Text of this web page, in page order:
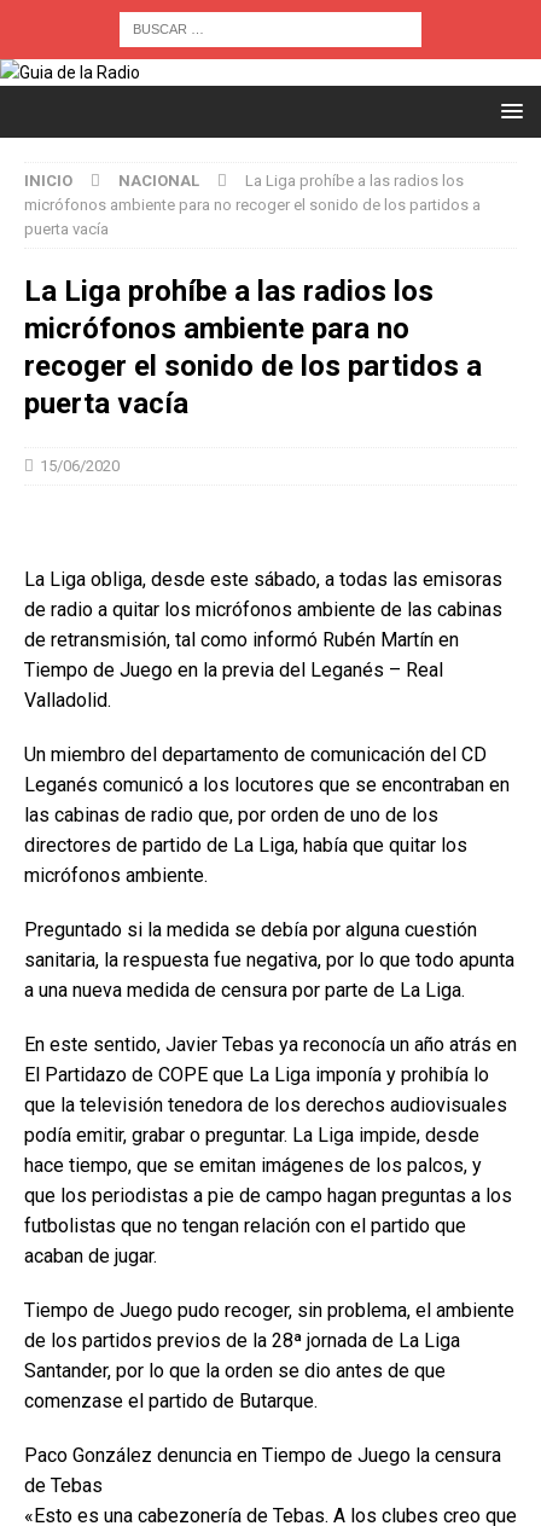
INICIO NACIONAL
La Liga prohíbe a las radios los
micrófonos ambiente para no recoger el sonido de los partidos a
puerta vacía
La Liga prohíbe a las radios los
micrófonos ambiente para no
recoger el sonido de los partidos a
puerta vacía
15/06/2020
La Liga obliga, desde este sábado, a todas las emisoras
de radio a quitar los micrófonos ambiente de las cabinas
de retransmisión, tal como informó Rubén Martín en
Tiempo de Juego en la previa del Leganés – Real
Valladolid.
Un miembro del departamento de comunicación del CD
Leganés comunicó a los locutores que se encontraban en
las cabinas de radio que, por orden de uno de los
directores de partido de La Liga, había que quitar los
micrófonos ambiente.
Preguntado si la medida se debía por alguna cuestión
sanitaria, la respuesta fue negativa, por lo que todo apunta
a una nueva medida de censura por parte de La Liga.
En este sentido, Javier Tebas ya reconocía un año atrás en
El Partidazo de COPE que La Liga imponía y prohibía lo
que la televisión tenedora de los derechos audiovisuales
podía emitir, grabar o preguntar. La Liga impide, desde
hace tiempo, que se emitan imágenes de los palcos, y
que los periodistas a pie de campo hagan preguntas a los
futbolistas que no tengan relación con el partido que
acaban de jugar.
Tiempo de Juego pudo recoger, sin problema, el ambiente
de los partidos previos de la 28ª jornada de La Liga
Santander, por lo que la orden se dio antes de que
comenzase el partido de Butarque.
Paco González denuncia en Tiempo de Juego la censura
de Tebas
«Esto es una cabezonería de Tebas. A los clubes creo que